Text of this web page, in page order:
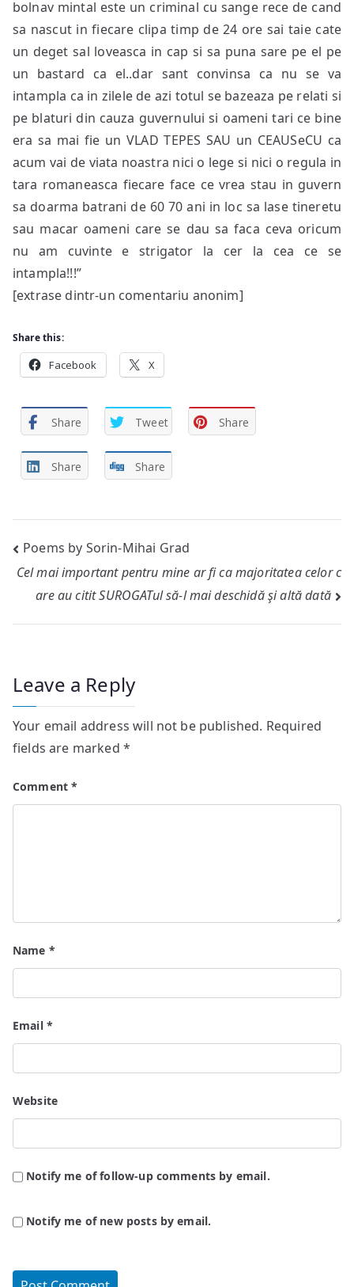
bolnav mintal este un criminal cu sange rece de cand
sa nascut in fiecare clipa timp de 24 ore sai taie cate
un deget sal loveasca in cap si sa puna sare pe el pe
un bastard ca el..dar sant convinsa ca nu se va
intampla ca in zilele de azi totul se bazeaza pe relati si
pe blaturi din cauza guvernului si oameni tari ce bine
era sa mai fie un VLAD TEPES SAU un CEAUSeCU ca
acum vai de viata noastra nici o lege si nici o regula in
tara romaneasca fiecare face ce vrea stau in guvern
sa doarma batrani de 60 70 ani in loc sa lase tineretu
sau macar oameni care se dau sa faca ceva oricum
nu am cuvinte e strigator la cer la cea ce se
intampla!!!”
[extrase dintr-un comentariu anonim]
Share this:
Facebook X
Share Tweet Share
Share Share
Post
navigation
Poems by Sorin-Mihai Grad
Cel mai important pentru mine ar fi ca majoritatea celor c
are au cititSUROGATul să-l mai deschidă şi altă dată
Leave a Reply
Your email address will not be published. Required
fields are marked *
Comment*
Name *
Email *
Website
Notify me of follow-up comments by email.
Notify me of new posts by email.